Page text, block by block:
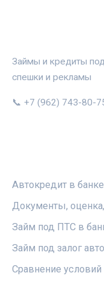
Займы и кредиты
спешки и рекламы
📞 +7 (962) 743-80-
Автокредит в
Документы,
Займ под ПТС в
Займ под залог
Сравнение